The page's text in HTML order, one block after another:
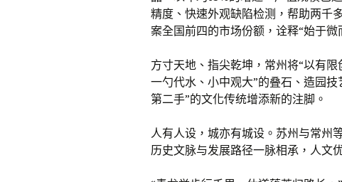
精度、快速外观缺陷检测，帮助两千
案全国前四的市场份额，诠释“始于微
方寸天地、指尖乾坤，常州将“以有
一勺代水、小中观大”的叠石、造园
第二手”的文化传统增添新的注脚。
人有人设，城亦有城设。苏州与常
历史文脉与发展路径一脉相承，人文